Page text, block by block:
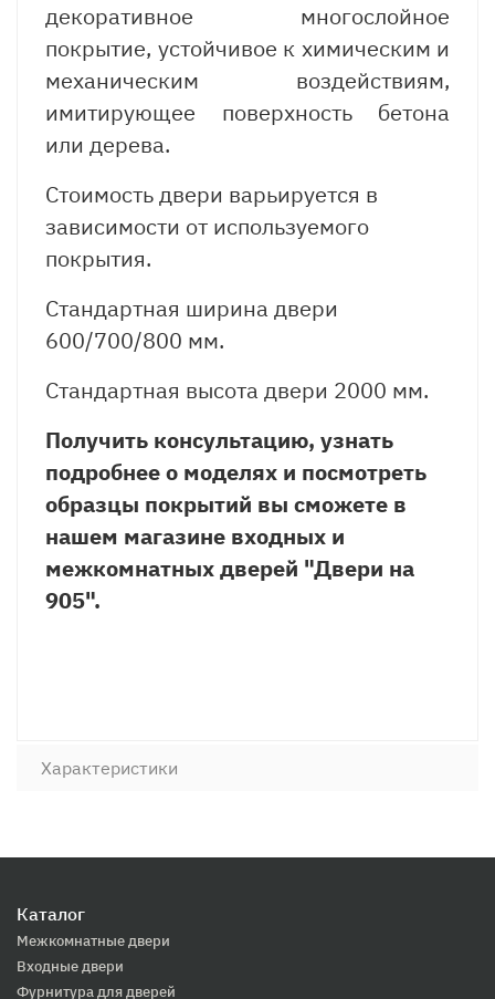
декоративное многослойное
покрытие, устойчивое к химическим и
механическим воздействиям,
имитирующее поверхность бетона
или дерева.
Стоимость двери варьируется в
зависимости от используемого
покрытия.
Стандартная ширина двери
600/700/800 мм.
Стандартная высота двери 2000 мм.
Получить консультацию, узнать
подробнее о моделях и посмотреть
образцы покрытий вы сможете в
нашем магазине входных и
межкомнатных дверей "Двери на
905".
Характеристики
Каталог
Межкомнатные двери
Входные двери
Фурнитура для дверей